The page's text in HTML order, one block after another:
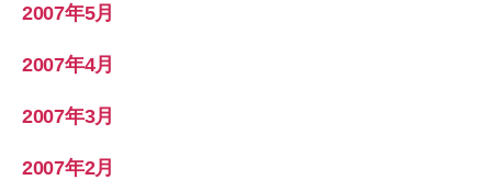
2007年5月
2007年4月
2007年3月
2007年2月